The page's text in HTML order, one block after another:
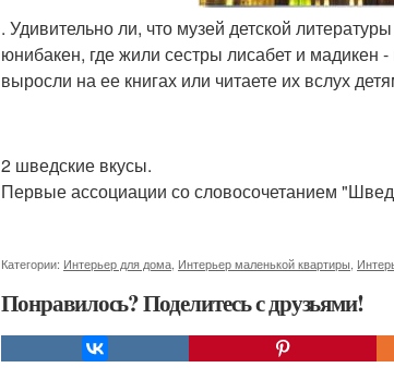
. Удивительно ли, что музей детской
юнибакен, где жили сестры лисабет и мадикен
выросли на ее книгах или читаете их вслух
2 шведские вкусы.
Первые ассоциации со словосочетанием
Категории: Интерьер для дома Интерьер маленькой квартиры
Понравилось? Поделитесь с друзьями!